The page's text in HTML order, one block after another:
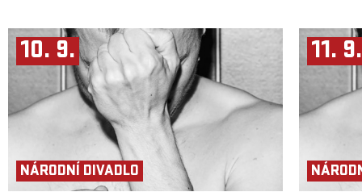
10. 9.
NÁRODNÍ DIVADLO
11. 9.